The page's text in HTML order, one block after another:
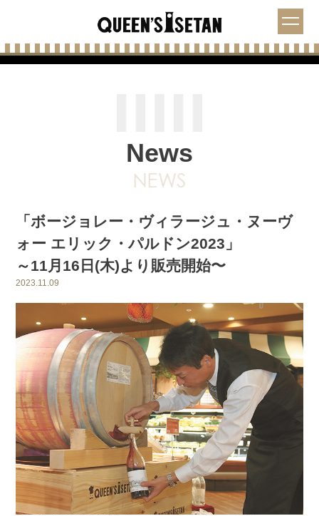
News
「ボージョレー・ヴィラージュ・ヌーヴ
ォー エリック・パルドン2023」
～11月16日(木)より販売開始〜
2023.11.09